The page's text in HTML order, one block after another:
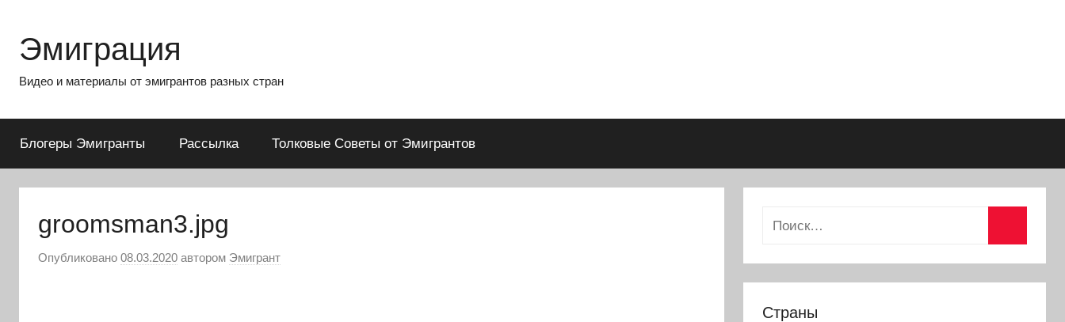
содержимому
Эмиграция
Видео и материалы от эмигрантов разных стран
Блогеры Эмигранты Рассылка Толковые Советы от Эмигрантов
groomsman3.jpg
Опубликовано 08.03.2020 автором Эмигрант
Страны